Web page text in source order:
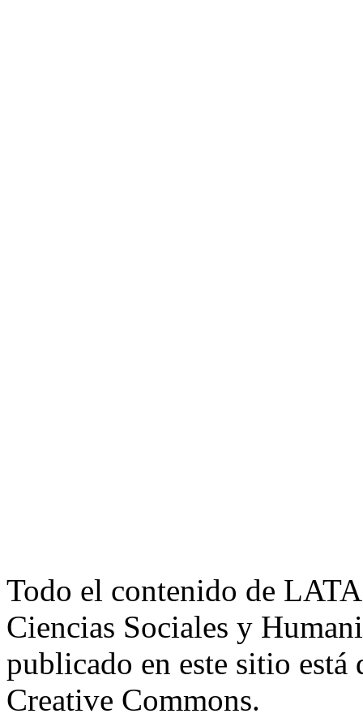
Todo el contenido de
Ciencias Sociales y
publicado en este sitio
Creative Commons.